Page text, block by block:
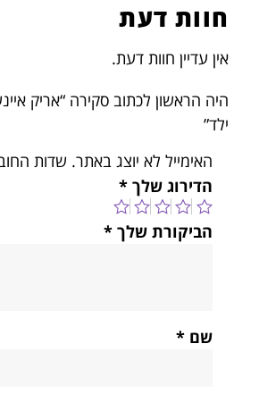
חוות דעת
אין עדיין חוות דעת.
היה הראשון לכתוב סקירה “אריק
ילד”
האימייל לא יוצג באתר. שדות
הדירוג שלך *
הביקורת שלך *
שם *